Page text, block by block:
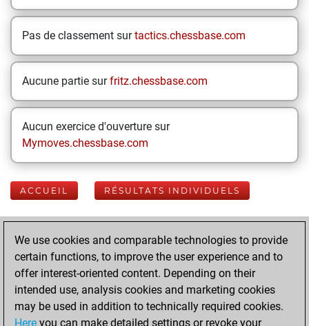
Pas de classement surtactics.chessbase.com
Aucune partie surfritz.chessbase.com
Aucun exercice d'ouverture sur
Mymoves.chessbase.com
ACCUEIL RÉSULTATS INDIVIDUELS
Your Latest App
Activity
jeudi, août 8,
2024
We use cookies and comparable technologies to provide
certain functions, to improve the user experience and to
offer interest-oriented content. Depending on their
intended use, analysis cookies and marketing cookies
may be used in addition to technically required cookies.
Here you can make detailed settings or revoke your